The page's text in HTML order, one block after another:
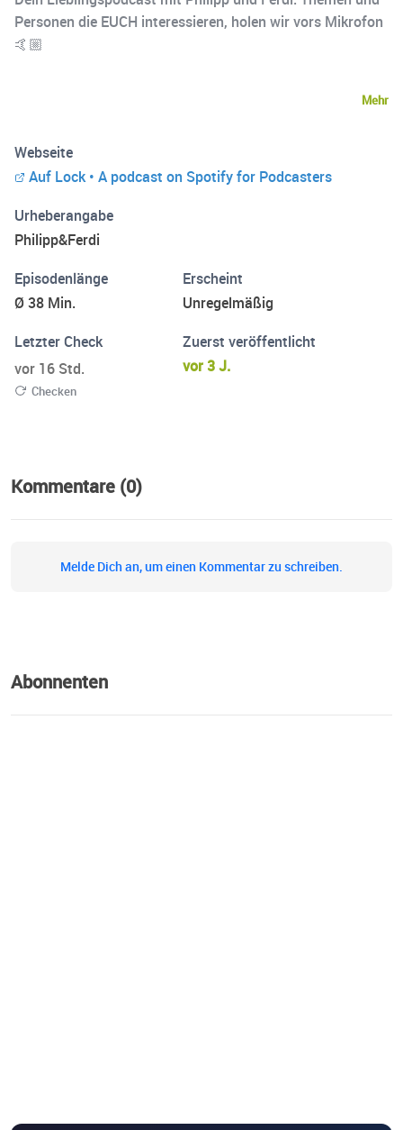
Personen die EUCH interessieren, holen wir vors Mikrofon
🤙🏼
Mehr
Webseite
Auf Lock • A podcast on Spotify for Podcasters
Urheberangabe
Philipp&Ferdi
Episodenlänge
Ø 38 Min.
Erscheint
Unregelmäßig
Letzter Check
vor 16 Std.
Checken
Zuerst veröffentlicht
vor 3 J.
Kommentare (0)
Melde Dich an, um einen Kommentar zu schreiben.
Abonnenten